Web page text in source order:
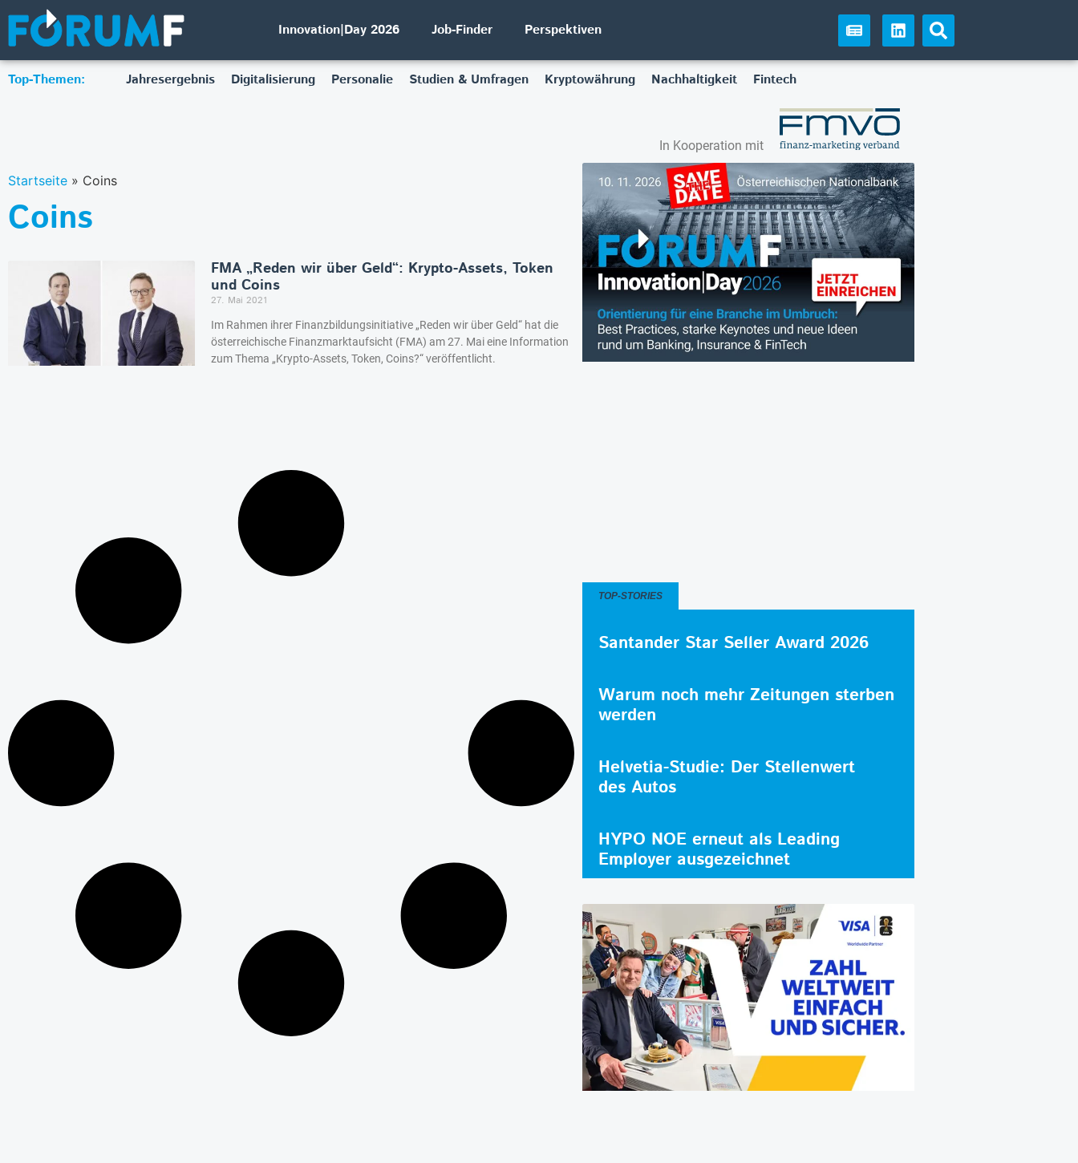
Innovation|Day 2026 Job-Finder Perspektiven
Top-Themen: Jahresergebnis Digitalisierung Personalie Studien & Umfragen Kryptowährung Nachhaltigkeit Fintech
In Kooperation mit
Startseite » Coins
Coins
FMA „Reden wir über Geld“: Krypto-Assets, Token
und Coins
27. Mai 2021
Im Rahmen ihrer Finanzbildungsinitiative „Reden wir über Geld“ hat die
österreichische Finanzmarktaufsicht (FMA) am 27. Mai eine Information
zum Thema „Krypto-Assets, Token, Coins?“ veröffentlicht.
TOP-STORIES
Santander Star Seller Award 2026
Warum noch mehr Zeitungen sterben
werden
Helvetia-Studie: Der Stellenwert
des Autos
HYPO NOE erneut als Leading
Employer ausgezeichnet